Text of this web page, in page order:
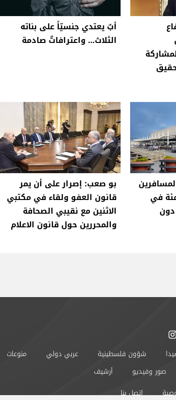
أبٌ يعتدي جنسيّاً على بناته
الثلاث… واعترافاتٌ صادمة
9 بالمئة في
بو صعب: إصرار على أن يمر
قانون العفو ولقاء في مكتبي
الاثنين مع نقيبي الصحافة
والمحررين حول قانون الاعلام
instagram
شؤون فلسطينية عربي دولي منوعات
صور وفيديو
أرشيف
اتصل بنا